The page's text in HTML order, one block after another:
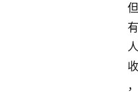
但
有
人
收
，